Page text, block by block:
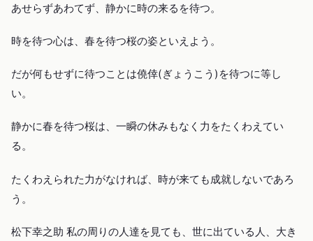
あせらずあわてず、静かに時の来るを待つ。
時を待つ心は、春を待つ桜の姿といえよう。
だが何もせずに待つことは僥倖(ぎょうこう)を待つに等し
い。
静かに春を待つ桜は、一瞬の休みもなく力をたくわえてい
る。
たくわえられた力がなければ、時が来ても成就しないであろ
う。
松下幸之助 私の周りの人達を見ても、世に出ている人、大き